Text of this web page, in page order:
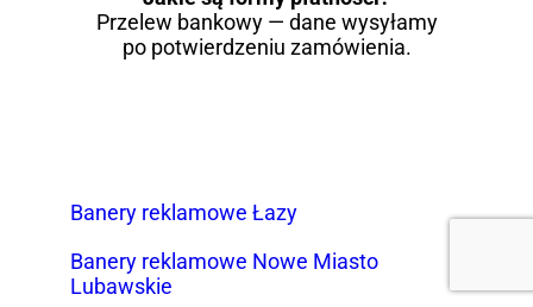
Przelew bankowy — dane wysyłamy
po potwierdzeniu zamówienia.
Banery reklamowe Łazy
Banery reklamowe Nowe Miasto
Lubawskie